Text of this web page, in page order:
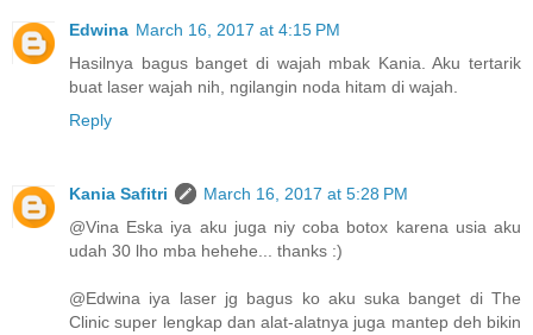
Edwina March 16, 2017 at 4:15 PM
Hasilnya bagus banget di wajah mbak Kania. Aku tertarik
buat laser wajah nih, ngilangin noda hitam di wajah.
Reply
Kania Safitri
March 16, 2017 at 5:28 PM
@Vina Eska iya aku juga niy coba botox karena usia aku
udah 30 lho mba hehehe... thanks :)
@Edwina iya laser jg bagus ko aku suka banget di The
Clinic super lengkap dan alat-alatnya juga mantep deh bikin